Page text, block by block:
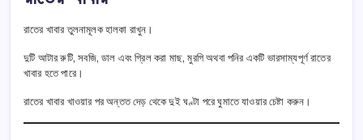
রাতের খাবার তুলনামূলক হালকা রাখুন।
দুটি আটার রুটি, সবজি, ডাল এবং গ্রিল করা মাছ, মুরগি অথবা পনির একটি ভারসাম্যপূর্ণ রাতের
খাবার হতে পারে।
রাতের খাবার খাওয়ার পর অন্তত দেড় থেকে দুই ঘণ্টা পরে ঘুমাতে যাওয়ার চেষ্টা করুন।